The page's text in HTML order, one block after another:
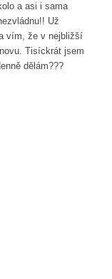
a asi i sama
Už
vím, že v nejbližší
Tisíckrát jsem
dělám???